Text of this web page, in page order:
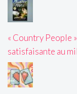
« Country People
satisfaisante au